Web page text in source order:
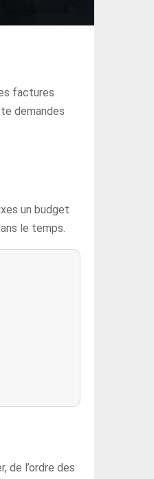
factures
demandes
un budget
le temps.
de l’ordre des